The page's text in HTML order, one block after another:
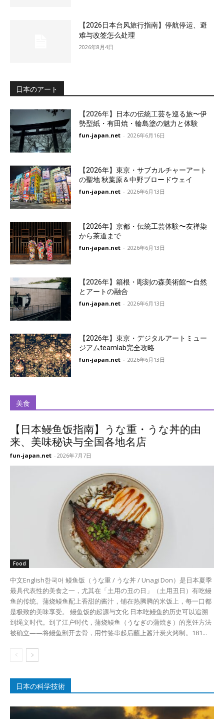
【2026日本台风旅行指南】停航停运、避
难与改签怎么处理
2026年8月4日
日本のアート
【2026年】日本の伝統工芸を巡る旅〜伊
勢型紙・有田焼・輪島塗の魅力と体験
fun-japan.net - 2026年6月16日
【2026年】東京・サブカルチャーアート
の聖地 秋葉原＆中野ブロードウェイ
fun-japan.net - 2026年6月13日
【2026年】京都・伝統工芸体験〜友禅染
から茶道まで
fun-japan.net - 2026年6月13日
【2026年】箱根・彫刻の森美術館〜自然
とアートの融合
fun-japan.net - 2026年6月13日
【2026年】東京・デジタルアートミュー
ジアムteamlab完全攻略
fun-japan.net - 2026年6月13日
美食
【日本鳗鱼饭指南】うな重・うな丼的由
来、美味秘诀与全国各地名店
fun-japan.net - 2026年7月7日
Food
中文English한국어 鳗鱼饭（うな重 / うな丼 / Unagi Don）是日本夏季
最具代表性的美食之一，尤其在「土用の丑の日」（土用丑日）有吃鳗
鱼的传统。蒲烧鳗鱼配上香甜的酱汁，铺在热腾腾的米饭上，每一口都
是极致的美味享受。 鳗鱼饭的起源与文化 日本吃鳗鱼的历史可以追溯
到绳文时代。到了江户时代，蒲烧鳗鱼（うなぎの蒲焼き）的烹饪方法
被确立——将鳗鱼剖开去骨，用竹签串起后蘸上酱汁炭火烤制。181...
日本の科学技術